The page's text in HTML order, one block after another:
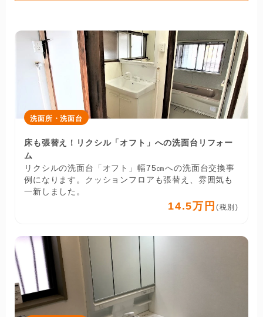
洗面所・洗面台
床も張替え！リクシル「オフト」への洗面台リフォー
ム
リクシルの洗面台「オフト」幅75㎝への洗面台交換事
例になります。クッションフロアも張替え、雰囲気も
一新しました。
14.5万円 (税別)